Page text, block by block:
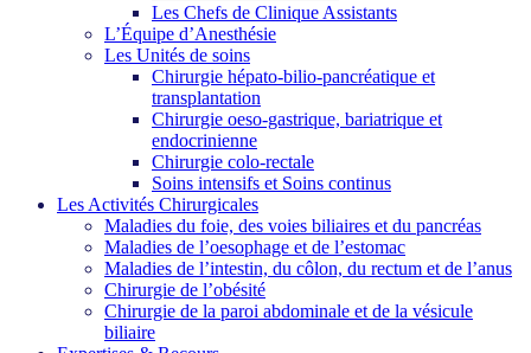
Les Chefs de Clinique Assistants
L’Équipe d’Anesthésie
Les Unités de soins
Chirurgie hépato-bilio-pancréatique et
transplantation
Chirurgie oeso-gastrique, bariatrique et
endocrinienne
Chirurgie colo-rectale
Soins intensifs et Soins continus
Les Activités Chirurgicales
Maladies du foie, des voies biliaires et du pancréas
Maladies de l’oesophage et de l’estomac
Maladies de l’intestin, du côlon, du rectum et de l’anus
Chirurgie de l’obésité
Chirurgie de la paroi abdominale et de la vésicule
biliaire